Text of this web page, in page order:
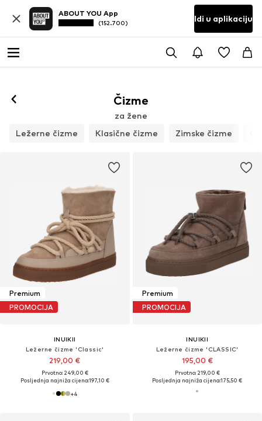
ABOUT YOU App
(152.700) Idi u aplikaciju
Čizme
za žene
Ležerne čizme
Klasične čizme Zimske čizme
Premium
PROMOCIJA
INUIKII
Ležerne čizme 'Classic'
219,00 €
Prvotno: 249,00 €
Posljednja najniža cijena:197,10 €
+4
Premium
PROMOCIJA
INUIKII
Ležerne čizme 'CLASSIC'
195,00 €
Prvotno: 219,00 €
Posljednja najniža cijena:175,50 €